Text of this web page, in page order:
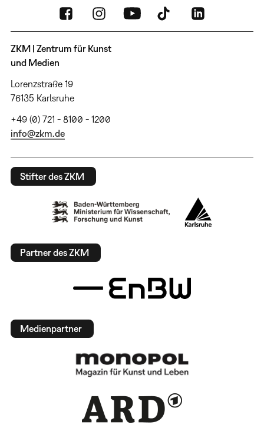
ZKM | Zentrum für Kunst
und Medien
Lorenzstraße 19
76135 Karlsruhe
+49 (0) 721 - 8100 - 1200
info@zkm.de
Stifter des ZKM
Partner des ZKM
Medienpartner